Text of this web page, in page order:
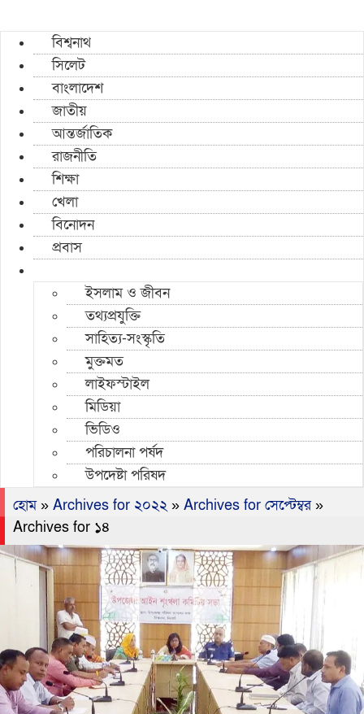
বিশ্বনাথ
সিলেট
বাংলাদেশ
জাতীয়
আন্তর্জাতিক
রাজনীতি
শিক্ষা
খেলা
বিনোদন
প্রবাস
ইসলাম ও জীবন
তথ্যপ্রযুক্তি
সাহিত্য-সংস্কৃতি
মুক্তমত
লাইফস্টাইল
মিডিয়া
ভিডিও
পরিচালনা পর্ষদ
উপদেষ্টা পরিষদ
হোম» Archives for ২০২২ » Archives for সেপ্টেম্বর»
Archives for ১৪